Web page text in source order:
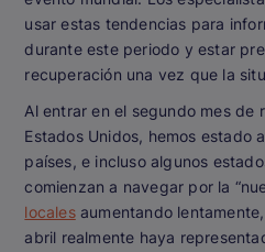
usar estas tendencias para
durante este periodo y estar
recuperación una vez que la
Al entrar en el segundo mes de
Estados Unidos, hemos estado
países, e incluso algunos
comienzan a navegar por la
localesaumentando
abril realmente haya